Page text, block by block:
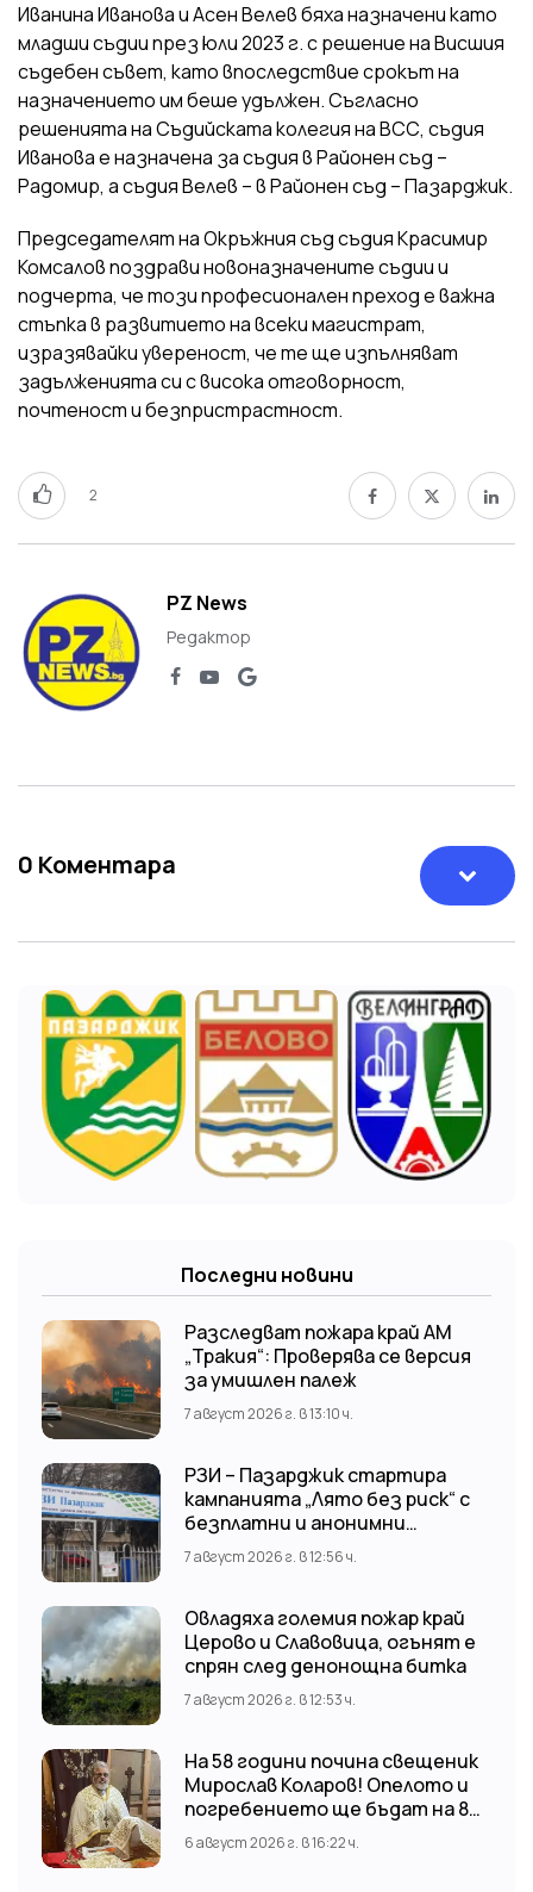
Иванина Иванова и Асен Велев бяха назначени като
младши съдии през юли 2023 г. с решение на Висшия
съдебен съвет, като впоследствие срокът на
назначението им беше удължен. Съгласно
решенията на Съдийската колегия на ВСС, съдия
Иванова е назначена за съдия в Районен съд –
Радомир, а съдия Велев – в Районен съд – Пазарджик.
Председателят на Окръжния съд съдия Красимир
Комсалов поздрави новоназначените съдии и
подчерта, че този професионален преход е важна
стъпка в развитието на всеки магистрат,
изразявайки увереност, че те ще изпълняват
задълженията си с висока отговорност,
почтеност и безпристрастност.
2
PZ News
Редактор
0 Коментара
Последни новини
Разследват пожара край АМ
„Тракия“: Проверява се версия
за умишлен палеж
7 август 2026 г. в 13:10 ч.
РЗИ – Пазарджик стартира
кампанията „Лято без риск“ с
безплатни и анонимни
изследвания за ХИВ
7 август 2026 г. в 12:56 ч.
Овладяха големия пожар край
Церово и Славовица, огънят е
спрян след денонощна битка
7 август 2026 г. в 12:53 ч.
На 58 години почина свещеник
Мирослав Коларов! Опелото и
погребението ще бъдат на 8
август (събота) от 11:00 часа в
храм “Св. Св. Козма и Дамян”, гр.
6 август 2026 г. в 16:22 ч.